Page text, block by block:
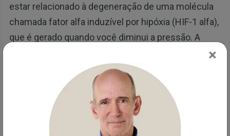
estar relacionado à degeneração de uma molécula
chamada fator alfa induzível por hipóxia (HIF-1 alfa),
que é gerado quando você diminui a pressão. A
pressão é alta dentro da câmara e diminui quando
você sai da câmara e entra na atmosfera normal.
Isso significa que alguns dos benefícios podem de
fato estar ocorrendo quando você sai da câmara.
Sonners explica:
×